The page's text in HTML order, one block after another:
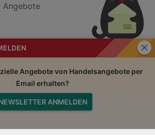
Angebote von Handelsangebote per
Email erhalten?
ANMELDEN
Angebote
Impressum
Datenschutzerklärung